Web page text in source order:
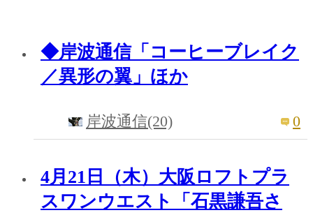
◆岸波通信「コーヒーブレイク
／異形の翼」ほか
岸波通信(20) 0
4月21日（木）大阪ロフトプラ
スワンウエスト「石黒謙吾さ